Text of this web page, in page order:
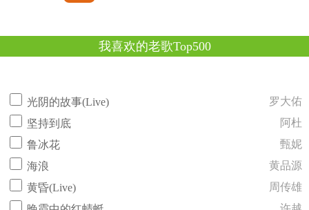
我喜欢的老歌Top500
光阴的故事(Live)
罗大佑
坚持到底
阿杜
鲁冰花
甄妮
海浪
黄品源
黄昏(Live)
周传雄